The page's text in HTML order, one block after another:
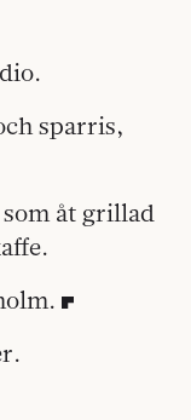
sparris,
åt grillad